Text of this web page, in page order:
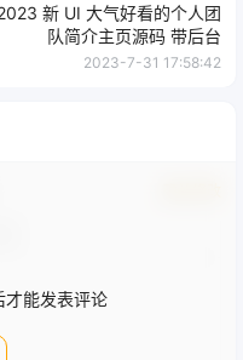
新 UI 大气好看的个人团
队简介主页源码 带后台
2023-7-31 17:58:42
才能发表评论